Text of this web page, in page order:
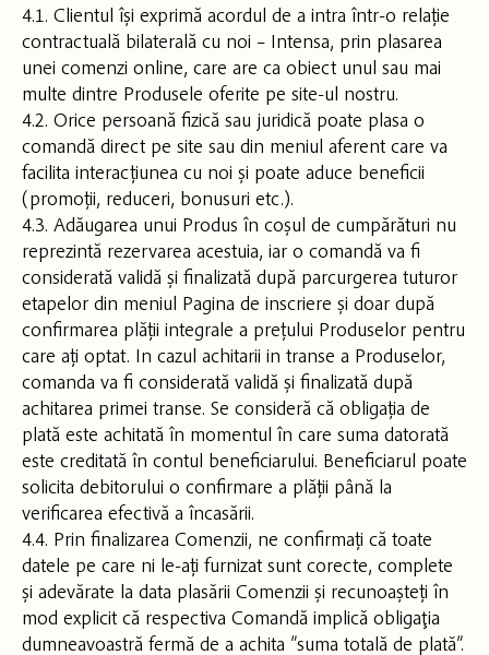
4.1. Clientul își exprimă acordul de a intra într-o relație
contractuală bilaterală cu noi – Intensa, prin plasarea
unei comenzi online, care are ca obiect unul sau mai
multe dintre Produsele oferite pe site-ul nostru.
4.2. Orice persoană fizică sau juridică poate plasa o
comandă direct pe site sau din meniul aferent care va
facilita interacțiunea cu noi și poate aduce beneficii
(promoții, reduceri, bonusuri etc.).
4.3. Adăugarea unui Produs în coșul de cumpărături nu
reprezintă rezervarea acestuia, iar o comandă va fi
considerată validă și finalizată după parcurgerea tuturor
etapelor din meniul Pagina de inscriere și doar după
confirmarea plății integrale a prețului Produselor pentru
care ați optat. In cazul achitarii in transe a Produselor,
comanda va fi considerată validă și finalizată după
achitarea primei transe. Se consideră că obligația de
plată este achitată în momentul în care suma datorată
este creditată în contul beneficiarului. Beneficiarul poate
solicita debitorului o confirmare a plății până la
verificarea efectivă a încasării.
4.4. Prin finalizarea Comenzii, ne confirmați că toate
datele pe care ni le-ați furnizat sunt corecte, complete
și adevărate la data plasării Comenzii și recunoașteți în
mod explicit că respectiva Comandă implică obligaţia
dumneavoastră fermă de a achita ”suma totală de plată”.